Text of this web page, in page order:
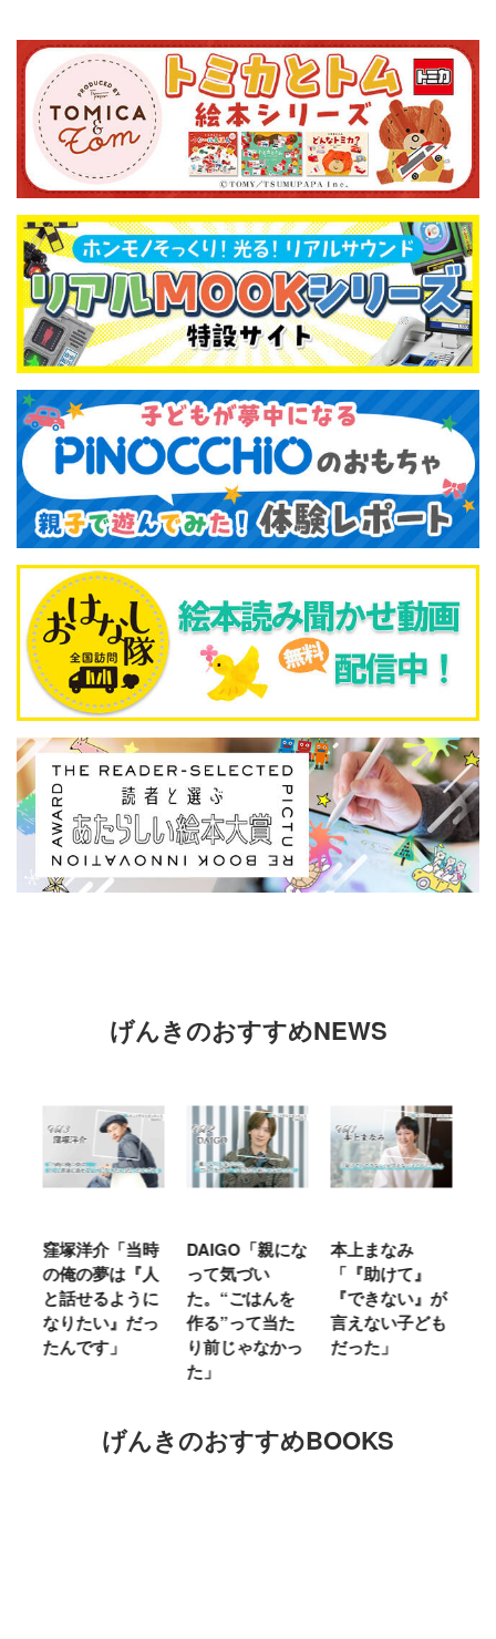
げんきのおすすめNEWS
窪塚洋介「当時
の俺の夢は『人
と話せるように
なりたい』だっ
たんです」
DAIGO「親にな
って気づい
た。“ごはんを
作る”って当た
り前じゃなかっ
た」
本上まなみ
「『助けて』
『できない』が
言えない子ども
だった」
げんきのおすすめBOOKS